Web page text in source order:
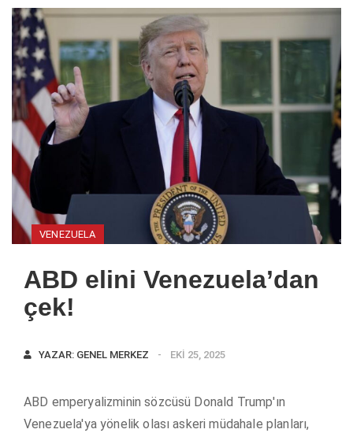
VENEZUELA
ABD elini Venezuela’dan
çek!
YAZAR: GENEL MERKEZ EKI 25, 2025
ABD emperyalizminin sözcüsü Donald Trump'ın
Venezuela'ya yönelik olası askeri müdahale planları,